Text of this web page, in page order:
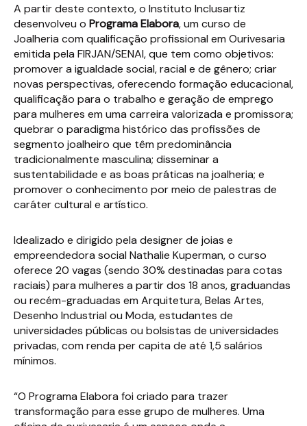
A partir deste contexto, o Instituto Inclusartiz
desenvolveu o Programa Elabora, um curso de
Joalheria com qualificação profissional em Ourivesaria
emitida pela FIRJAN/SENAI, que tem como objetivos:
promover a igualdade social, racial e de gênero; criar
novas perspectivas, oferecendo formação educacional,
qualificação para o trabalho e geração de emprego
para mulheres em uma carreira valorizada e promissora;
quebrar o paradigma histórico das profissões de
segmento joalheiro que têm predominância
tradicionalmente masculina; disseminar a
sustentabilidade e as boas práticas na joalheria; e
promover o conhecimento por meio de palestras de
caráter cultural e artístico.
Idealizado e dirigido pela designer de joias e
empreendedora social Nathalie Kuperman, o curso
oferece 20 vagas (sendo 30% destinadas para cotas
raciais) para mulheres a partir dos 18 anos, graduandas
ou recém-graduadas em Arquitetura, Belas Artes,
Desenho Industrial ou Moda, estudantes de
universidades públicas ou bolsistas de universidades
privadas, com renda per capita de até 1,5 salários
mínimos.
“O Programa Elabora foi criado para trazer
transformação para esse grupo de mulheres. Uma